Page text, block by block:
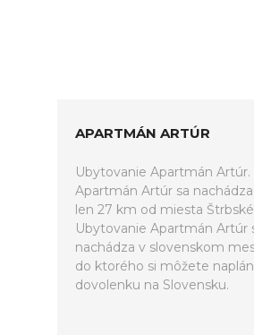
APARTMÁN ARTÚR
Ubytovanie Apartmán
Apartmán Artúr sa
len 27 km od miesta
Ubytovanie Apartmán Artúr
nachádza v slovenskom
do ktorého si môžete
dovolenku na Slovensku.